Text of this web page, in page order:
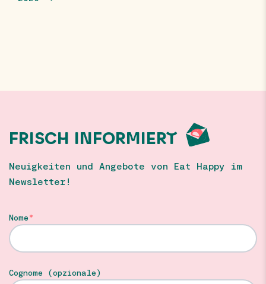
FRISCH INFORMIERT
Neuigkeiten und Angebote von Eat Happy im
Newsletter!
Nome
Cognome (opzionale)